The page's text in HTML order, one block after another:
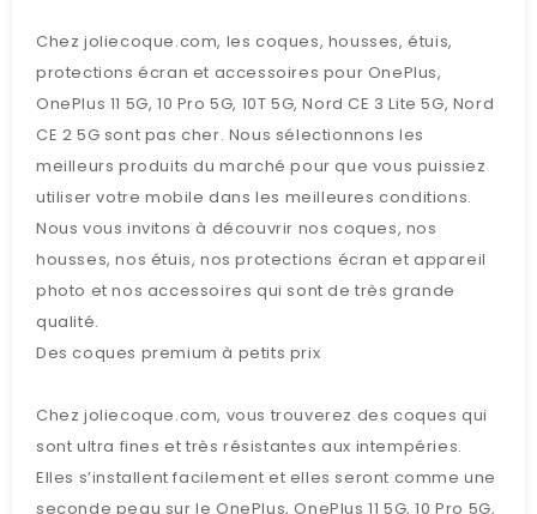
Chez joliecoque.com, les coques, housses, étuis,
protections écran et accessoires pour OnePlus,
OnePlus 11 5G, 10 Pro 5G, 10T 5G, Nord CE 3 Lite 5G, Nord
CE 2 5G sont pas cher. Nous sélectionnons les
meilleurs produits du marché pour que vous puissiez
utiliser votre mobile dans les meilleures conditions.
Nous vous invitons à découvrir nos coques, nos
housses, nos étuis, nos protections écran et appareil
photo et nos accessoires qui sont de très grande
qualité.
Des coques premium à petits prix
Chez joliecoque.com, vous trouverez des coques qui
sont ultra fines et très résistantes aux intempéries.
Elles s’installent facilement et elles seront comme une
seconde peau sur le OnePlus, OnePlus 11 5G, 10 Pro 5G,